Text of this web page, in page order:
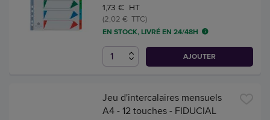
1,73 € HT
(2,02 € TTC)
EN STOCK, LIVRÉ EN 24/48H
AJOUTER
Jeu d'intercalaires mensuels
A4 - 12 touches - FIDUCIAL